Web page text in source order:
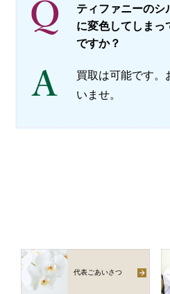
ティファニーのシ
に変色してしまっ
ですか？
買取は可能です。
いませ。
代表ごあいさつ